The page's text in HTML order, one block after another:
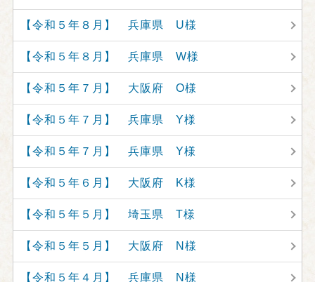
【令和５年８月】 兵庫県 U様
【令和５年８月】 兵庫県 W様
【令和５年７月】 大阪府 O様
【令和５年７月】 兵庫県 Y様
【令和５年７月】 兵庫県 Y様
【令和５年６月】 大阪府 K様
【令和５年５月】 埼玉県 T様
【令和５年５月】 大阪府 N様
【令和５年４月】 兵庫県 N様